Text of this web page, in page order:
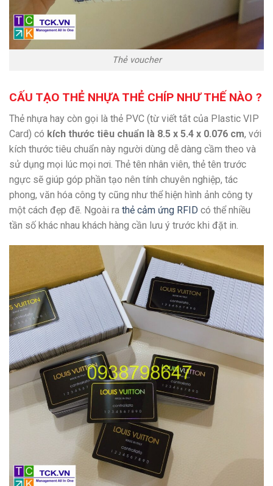
Thẻ voucher
CẤU TẠO THẺ NHỰA THẺ CHÍP NHƯ THẾ NÀO ?
Thẻ nhựa hay còn gọi là thẻ PVC (từ viết tắt của Plastic VIP
Card) có kích thước tiêu chuẩn là 8.5 x 5.4 x 0.076 cm, với
kích thước tiêu chuẩn này người dùng dễ dàng cầm theo và
sử dụng mọi lúc mọi nơi. Thẻ tên nhân viên, thẻ tên trước
ngực sẽ giúp góp phần tạo nên tính chuyên nghiệp, tác
phong, văn hóa công ty cũng như thể hiện hình ảnh công ty
một cách đẹp đẽ. Ngoài ra thẻ cảm ứng RFID có thể nhiều
tần số khác nhau khách hàng cần lưu ý trước khi đặt in.